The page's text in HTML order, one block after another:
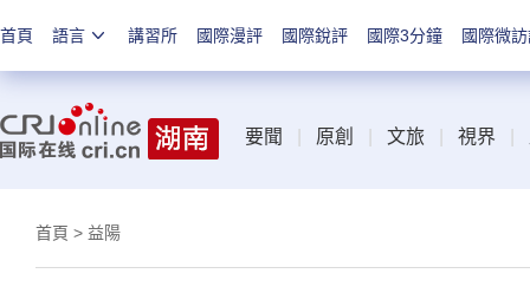
首頁 語言 講習所 國際漫評 國際銳評 國際3分鐘 國際微
要聞 原創 文旅 視界
首頁 > 益陽